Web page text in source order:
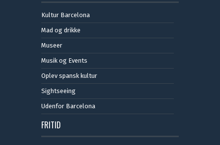
Kultur Barcelona
Mad og drikke
Museer
Musik og Events
Oplev spansk kultur
Sightseeing
Udenfor Barcelona
FRITID